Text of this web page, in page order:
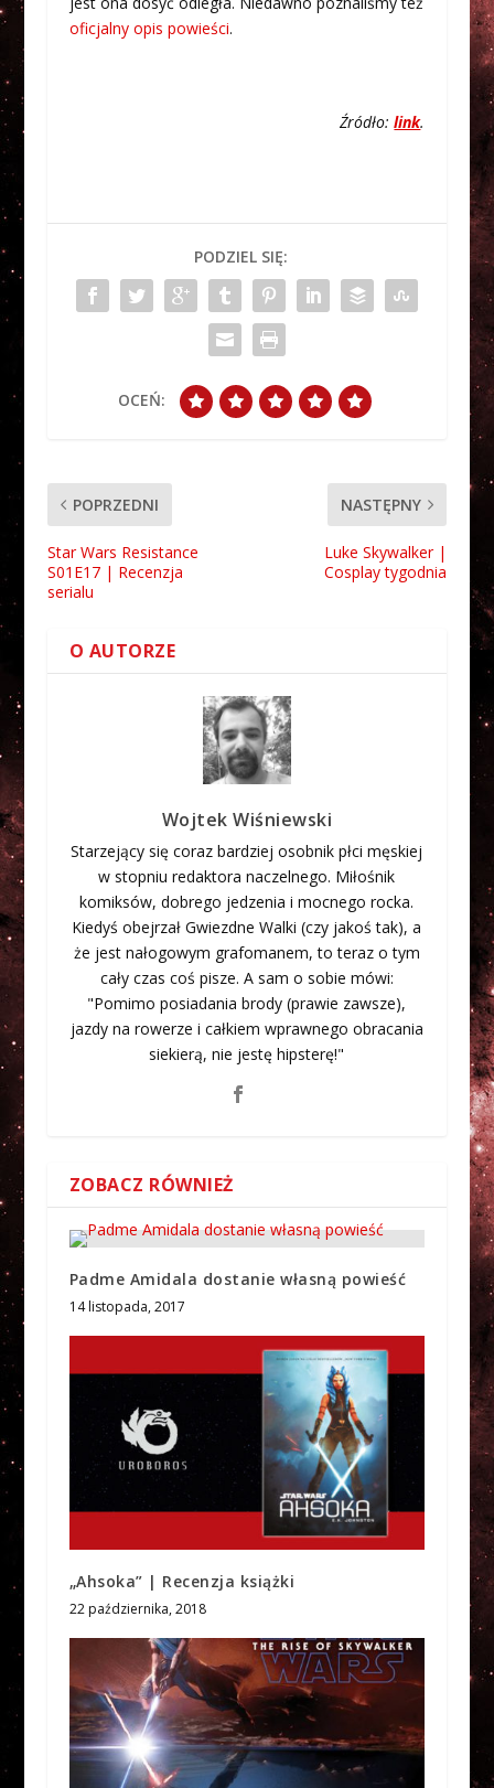
oficjalny opis powieści.
Źródło:link.
PODZIEL SIĘ:
OCEŃ:
POPRZEDNI
Star Wars Resistance
S01E17 | Recenzja
serialu
NASTĘPNY
Luke Skywalker |
Cosplay tygodnia
O AUTORZE
Wojtek Wiśniewski
Starzejący się coraz bardziej osobnik płci męskiej
w stopniu redaktora naczelnego. Miłośnik
komiksów, dobrego jedzenia i mocnego rocka.
Kiedyś obejrzał Gwiezdne Walki (czy jakoś tak), a
że jest nałogowym grafomanem, to teraz o tym
cały czas coś pisze. A sam o sobie mówi:
"Pomimo posiadania brody (prawie zawsze),
jazdy na rowerze i całkiem wprawnego obracania
siekierą, nie jestę hipsterę!"
ZOBACZ RÓWNIEŻ
Padme Amidala dostanie własną powieść
14 listopada, 2017
„Ahsoka” | Recenzja książki
22 października, 2018